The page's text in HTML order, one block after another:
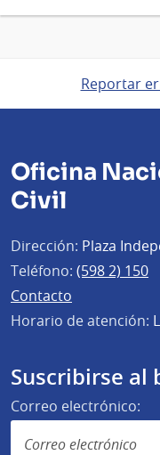
Reportar
Oficina
Civil
Dirección: Plaza
Teléfono: (598 2) 150
Contacto
Horario de atención:
Suscribirse al
Correo electrónico: